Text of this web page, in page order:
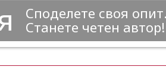
Споделете своя опит.
Станете четен автор!